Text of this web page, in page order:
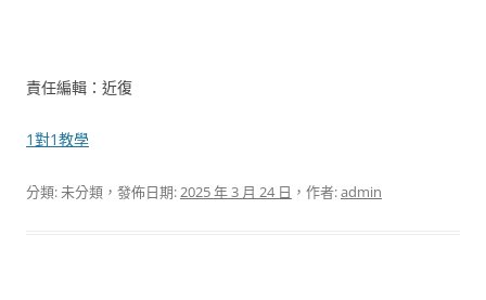
責任編輯：近復
1對1教學
分類: 未分類，發佈日期:2025 年 3 月 24 日 ，作者:admin